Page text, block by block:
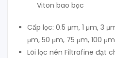
Viton bao bọc
Cấp lọc: 0.5 μm, 1 μm, 3
μm, 50 μm, 75 μm, 100 μm
Lõi lọc nén Filtrafine đạt